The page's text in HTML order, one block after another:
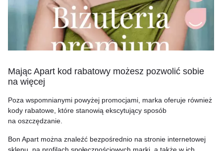
Mając Apart kod rabatowy możesz pozwolić sobie
na więcej
Poza wspomnianymi powyżej promocjami, marka oferuje również
kody rabatowe, które stanowią ekscytujący sposób
na oszczędzanie.
Bon Apart można znaleźć bezpośrednio na stronie internetowej